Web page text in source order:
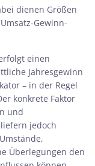
dienen Größen
Gewinn-
einen
Jahresgewinn
– in der Regel
konkrete Faktor
und
jedoch
Überlegungen den